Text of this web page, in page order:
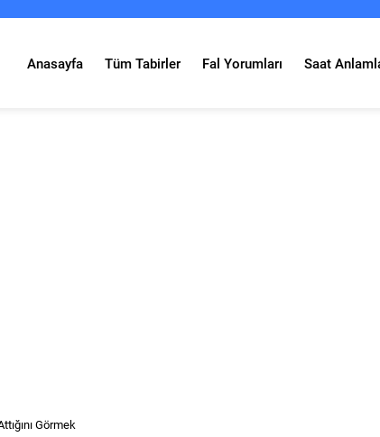
Anasayfa Tüm Tabirler Fal Yorumları Saat
Görmek